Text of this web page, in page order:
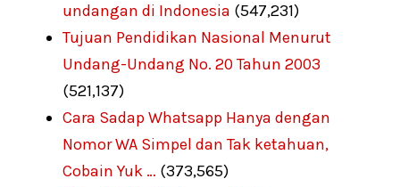
undangan di Indonesia (547,231)
Tujuan Pendidikan Nasional Menurut
Undang-Undang No. 20 Tahun 2003
(521,137)
Cara Sadap Whatsapp Hanya dengan
Nomor WA Simpel dan Tak ketahuan,
Cobain Yuk … (373,565)